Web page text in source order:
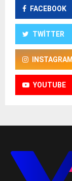
FACEBOOK
TWITTER
INSTAGRAM
YOUTUBE